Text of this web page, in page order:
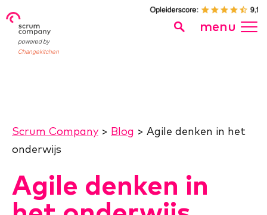
powered by
Changekitchen
menu
Scrum Company> Blog > Agile denken in het
onderwijs
Agile denken in